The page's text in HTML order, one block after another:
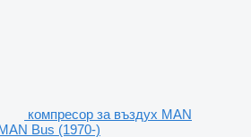
компресор за въздух MAN
Bus (1970-)